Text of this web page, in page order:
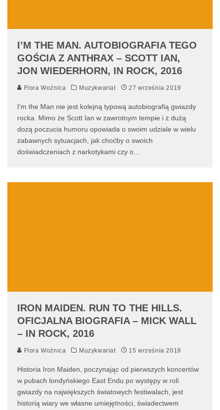
I’M THE MAN. AUTOBIOGRAFIA TEGO
GOŚCIA Z ANTHRAX – SCOTT IAN,
JON WIEDERHORN, IN ROCK, 2016
Flora Woźnica Muzykwariat 27 września 2019
I’m the Man nie jest kolejną typową autobiografią gwiazdy
rocka. Mimo że Scott Ian w zawrotnym tempie i z dużą
dozą poczucia humoru opowiada o swoim udziale w wielu
zabawnych sytuacjach, jak choćby o swoich
doświadczeniach z narkotykami czy o
IRON MAIDEN. RUN TO THE HILLS.
OFICJALNA BIOGRAFIA – MICK WALL
– IN ROCK, 2016
Flora Woźnica Muzykwariat 15 września 2019
Historia Iron Maiden, poczynając od pierwszych koncertów
w pubach londyńskiego East Endu po występy w roli
gwiazdy na największych światowych festiwalach, jest
historią wiary we własne umiejętności, świadectwem